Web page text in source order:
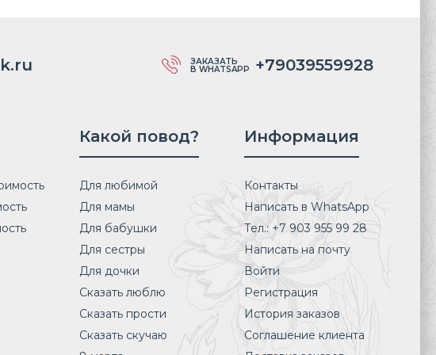
ЗАКАЗАТЬ
В WHATSAPP +79039559928
Какой повод?
Для любимой
Для мамы
Для бабушки
Для сестры
Для дочки
Сказать люблю
Сказать прости
Сказать скучаю
Информация
Контакты
Написать в WhatsApp
Тел.: +7 903 955 99 28
Написать на почту
Войти
Регистрация
История заказов
Соглашение клиента